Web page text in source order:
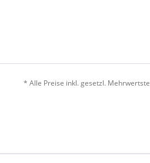
* Alle Preise inkl. gesetzl.